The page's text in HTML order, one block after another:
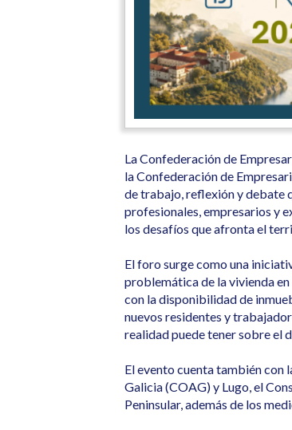
La Confederación de
la Confederación de
de trabajo, reflexión y debate
profesionales, empresarios y
los desafíos que afronta el
El foro surge como una
problemática de la vivienda
con la disponibilidad de
nuevos residentes y
realidad puede tener sobre el
El evento cuenta también con
Galicia (COAG) y Lugo, el
Peninsular, además de los